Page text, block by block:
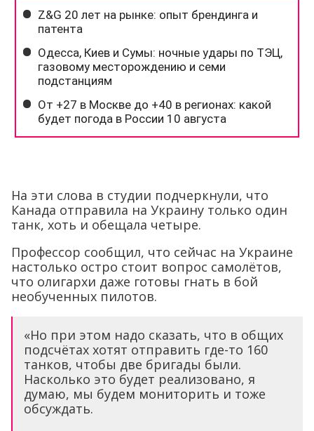
На эти слова в студии подчеркнули, что
Канада отправила на Украину только один
танк, хоть и обещала четыре.
Профессор сообщил, что сейчас на Украине
настолько остро стоит вопрос самолётов,
что олигархи даже готовы гнать в бой
необученных пилотов.
«Но при этом надо сказать, что в общих
подсчётах хотят отправить где-то 160
танков, чтобы две бригады были.
Насколько это будет реализовано, я
думаю, мы будем мониторить и тоже
обсуждать.